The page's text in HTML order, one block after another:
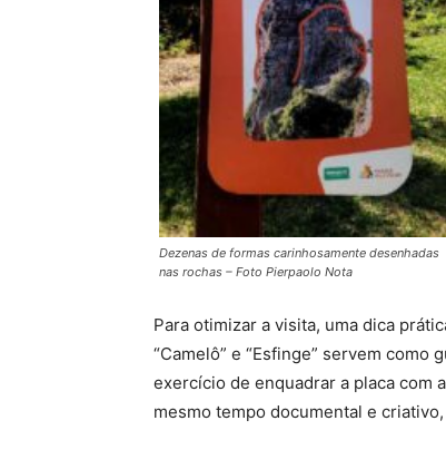
Dezenas de formas carinhosamente desenhadas
nas rochas – Foto Pierpaolo Nota
Para otimizar a visita, uma dica
“Camelô” e “Esfinge” servem como
exercício de enquadrar a placa com
mesmo tempo documental e